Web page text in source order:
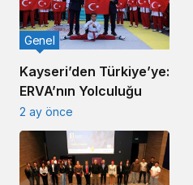
Kayseri’den Türkiye’ye:
ERVA’nın Yolculuğu
Genel
2 ay önce